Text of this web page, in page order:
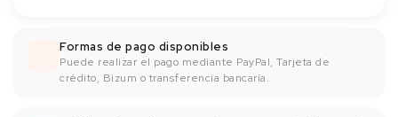
Formas de pago disponibles
Puede realizar el pago mediante PayPal, Tarjeta de
crédito, Bizum o transferencia bancaría.